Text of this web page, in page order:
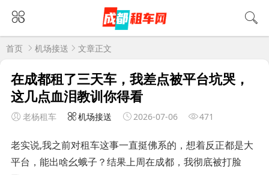
首页 机场接送 文章正文
在成都租了三天车，我差点被平台坑哭，
这几点血泪教训你得看
老杨租车 机场接送 2026-07-06 471
老实说,我之前对租车这事一直挺佛系的，想着反正都是大
平台，能出啥幺蛾子？结果上周在成都，我彻底被打脸